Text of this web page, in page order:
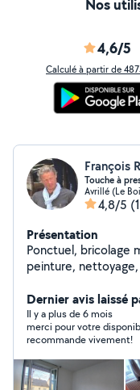
Nos
4,6/5
Calculé à partir de
François
Touche à
Avrillé (Le
4,8/5
Présentation
Ponctuel, bricolage
peinture,
sans prétention. À
plaisir. François.
Dernier avis laissé
Il y a plus de 6 mois
merci pour votre
recommande vivement!